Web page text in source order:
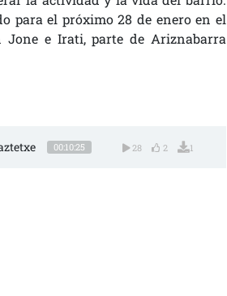
para el próximo 28 de enero en el
Jone e Irati, parte de Ariznabarra
00:10:25 28 2 1